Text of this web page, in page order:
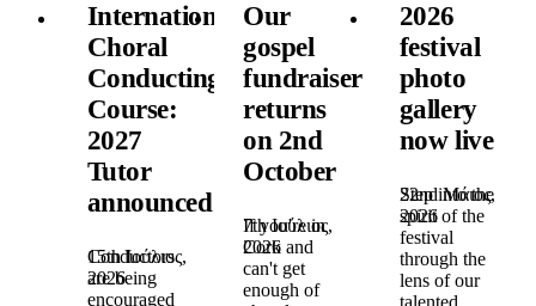
International
Choral
Conducting
Course:
2027
Tutor
announced!
15th Ιούλιος,
2026
Conductors
are being
encouraged
Our
gospel
fundraiser
returns
on 2nd
October
7th Ιούλιος,
2026
If you're in
Cork and
can't get
enough of
2026
festival
photo
gallery
now live
22nd Μάιος,
2026
Step into the
spirit of the
festival
through the
lens of our
talented